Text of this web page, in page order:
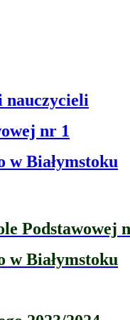
nauczycieli
nr 1
w Białymstoku
Podstawowej
w Białymstoku